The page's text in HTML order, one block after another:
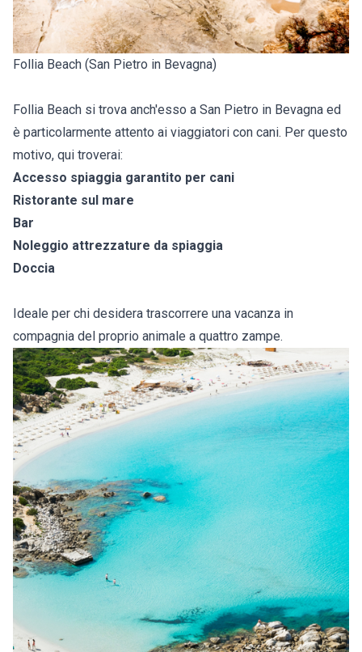
Follia Beach (San Pietro in Bevagna)
Follia Beach si trova anch'esso a San Pietro in Bevagna ed
è particolarmente attento ai viaggiatori con cani. Per questo
motivo, qui troverai:
Accesso spiaggia garantito per cani
Ristorante sul mare
Bar
Noleggio attrezzature da spiaggia
Doccia
Ideale per chi desidera trascorrere una vacanza in
compagnia del proprio animale a quattro zampe.